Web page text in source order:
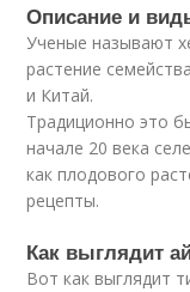
Описание и
Ученые называют
растение
и Китай.
Традиционно это
начале 20 века
как плодового
рецепты.
Как выглядит
Вот как выглядит